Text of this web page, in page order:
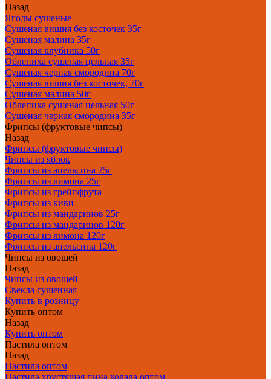
Назад
Ягоды сушеные
Сушеная вишня без косточек 35г
Сушеная малина 35г
Сушеная клубника 50г
Облепиха сушеная цельная 35г
Сушеная черная смородина 70г
Сушеная вишня без косточек, 70г
Сушеная малина 50г
Облепиха сушеная цельная 50г
Сушеная черная смородина 35г
Фрипсы (фруктовые чипсы)
Назад
Фрипсы (фруктовые чипсы)
Чипсы из яблок
Фрипсы из апельсина 25г
Фрипсы из лимона 25г
Фрипсы из грейпфрута
Фрипсы из киви
Фрипсы из мандаринов 25г
Фрипсы из мандаринов 120г
Фрипсы из лимона 120г
Фрипсы из апельсина 120г
Чипсы из овощей
Назад
Чипсы из овощей
Свекла сушенная
Купить в розницу
Купить оптом
Назад
Купить оптом
Пастила оптом
Назад
Пастила оптом
Пастила хрустящая пина колада оптом